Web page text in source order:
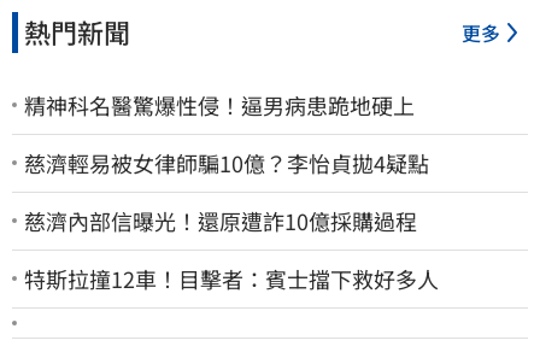
熱門新聞 更多
精神科名醫驚爆性侵！逼男病患跪地硬上
慈濟輕易被女律師騙10億？李怡貞拋4疑點
慈濟內部信曝光！還原遭詐10億採購過程
特斯拉撞12車！目擊者：賓士擋下救好多人